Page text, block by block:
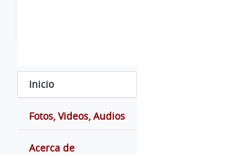
Inicio
Fotos, Videos, Audios
Acerca de